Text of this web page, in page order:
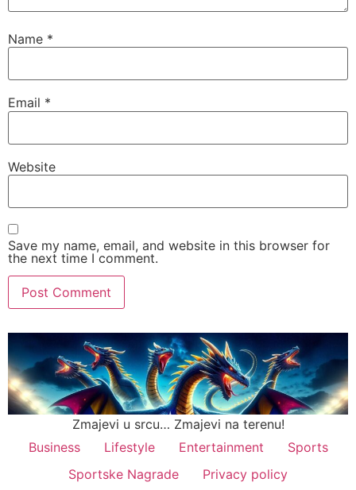
Name *
Email *
Website
Save my name, email, and website in this browser for
the next time I comment.
Zmajevi u srcu… Zmajevi na terenu!
Business
Lifestyle Entertainment
Sports
Sportske Nagrade
Privacy policy